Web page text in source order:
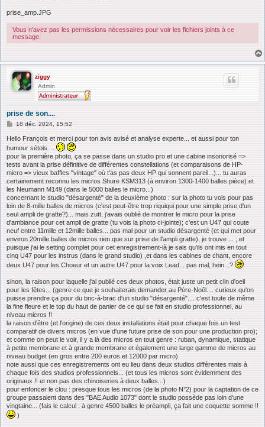
prise_amp.JPG
Vous n’avez pas les permissions nécessaires pour voir les fichiers joints à ce
message.
ziggy
Admin
prise de son....
M
s
a
g
e
18 déc. 2024, 15:52
Hello François et merci pour ton avis avisé et analyse experte... et aussi pour ton
humour sétois ...
pour la première photo, ça se passe dans un studio pro et une cabine insonorisé =>
tests avant la prise définitive de différentes constellations (et comparaisons de HP-
micro => vieux baffles "vintage" où t'as pas deux HP qui sonnent pareil...)... tu auras
certainement reconnu les micros Shure KSM313 (à environ 1300-1400 balles pièce) et
les Neumann M149 (dans le 5000 balles le micro...)
concernant le studio "désargenté" de la deuxième photo : sur la photo tu vois pour pas
loin de 8-mille balles de micros (c'est peut-être trop riquiqui pour une simple prise d'un
seul ampli de gratte?)... mais zutt, j'avais oublié de montrer le micro pour la prise
d'ambiance pour cet ampli de gratte (tu vois la photo ci-jointe); c'est un U47 qui coute
neuf entre 11mille et 12mille balles... pas mal pour un studio désargenté (et qui met pour
environ 20mille balles de micros rien que sur prise de l'ampli gratte), je trouve ... ; et
puisque j'ai le setting complet pour cet enregistrement-là je sais qu'ils ont mis en tout
cinq U47 pour les instrus (dans le grand studio) ,et dans les cabines de chant, encore
deux U47 pour les Choeur et un autre U47 pour la voix Lead... pas mal, hein...?
sinon, la raison pour laquelle j'ai publié ces deux photos, était juste un petit clin d'oeil
pour les fêtes... (genre ce que je souhaiterais demander au Père-Noêl.... curieux qu'on
puisse prendre ça pour du bric-à-brac d'un studio "désargenté".... c'est toute de même
la fine fleure et le top du haut de panier de ce qui se fait en studio professionnel, au
niveau micros !!
la raison d'être (et l'origine) de ces deux installations était pour chaque fois un test
comparatif de divers micros (en vue d'une future prise de son pour une production pro);
et comme on peut le voir, il y a là des micros en tout genre : ruban, dynamique, statique
à petite membrane et à grande membrane et également une large gamme de micros au
niveau budget (en gros entre 200 euros et 12000 par micro)
note aussi que ces enregistrements ont eu lieu dans deux studios différentes mais à
chaque fois des studios professionnels... (et tous les micros sont évidemment des
originaux !! et non pas des chinoiseries à deux balles...)
pour enfoncer le clou : presque tous les micros (de la photo N°2) pour la captation de ce
groupe passaient dans des "BAE Audio 1073" dont le studio possède pas loin d'une
vingtaine... (fais le calcul : à genre 4500 balles le préampli, ça fait une coquette somme !!
)